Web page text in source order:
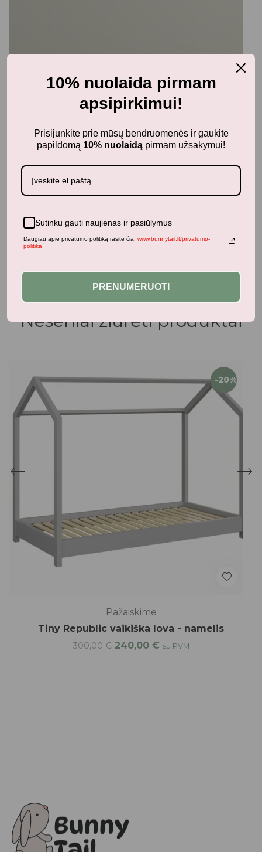
Medinis traukinukas su miško gyvūnais
42,95 €
Neseniai žiūrėti produktai
-20%
Pažaiskime
Tiny Republic vaikiška lova - namelis
300,00€ 240,00 € su PVM
10% nuolaida pirmam
apsipirkimui!
Prisijunkite prie mūsų bendruomenės ir gaukite
papildomą 10% nuolaidą pirmam užsakymui!
Sutinku gauti naujienas ir pasiūlymus
Daugiau apie privatumo politiką rasite čia: www.bunnytail.lt/privatumo-
politika
PRENUMERUOTI